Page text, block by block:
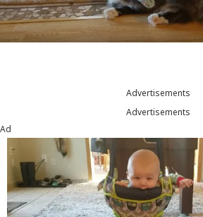
Advertisements
Advertisements
Ad